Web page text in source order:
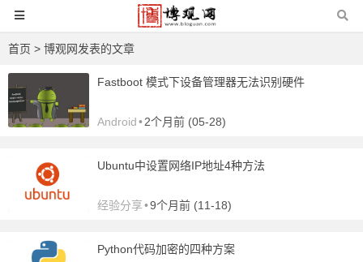
首页 > 博观网发表的文章
Fastboot 模式下设备管理器无法识别硬件
Android•2个月前 (05-28)
Ubuntu中设置网络IP地址4种方法
经验分享•9个月前 (11-18)
Python代码加密的四种方案